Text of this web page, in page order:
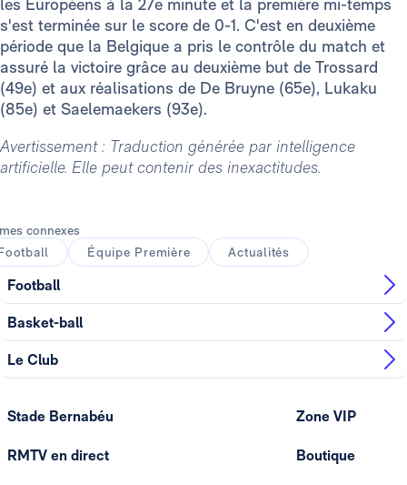
les Européens à la 27e minute et la première mi-temps
s'est terminée sur le score de 0-1. C'est en deuxième
période que la Belgique a pris le contrôle du match et
assuré la victoire grâce au deuxième but de Trossard
(49e) et aux réalisations de De Bruyne (65e), Lukaku
(85e) et Saelemaekers (93e).
Avertissement : Traduction générée par intelligence
artificielle. Elle peut contenir des inexactitudes.
connexes
Équipe Première Actualités
Football
Basket-ball
Le Club
Stade Bernabéu
RMTV en direct
Zone VIP
Boutique